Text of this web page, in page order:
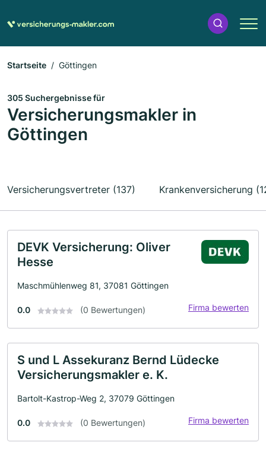
Startseite Göttingen
305 Suchergebnisse für
Versicherungsmakler in
Göttingen
Versicherungsvertreter (137) Krankenversicherung
DEVK Versicherung: Oliver
Hesse
Maschmühlenweg 81, 37081 Göttingen
0.0 (0 Bewertungen) Firma bewerten
S und L Assekuranz Bernd Lüdecke
Versicherungsmakler e. K.
Bartolt-Kastrop-Weg 2, 37079 Göttingen
0.0 (0 Bewertungen) Firma bewerten